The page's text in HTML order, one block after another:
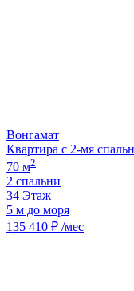
Вонгамат
Квартира с 2-мя
70 м2
2 спальни
34 Этаж
5 м до моря
135 410 ₽ /мес